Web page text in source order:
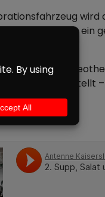
sind und wie ein
der tiefen
Projekt vorgestellt